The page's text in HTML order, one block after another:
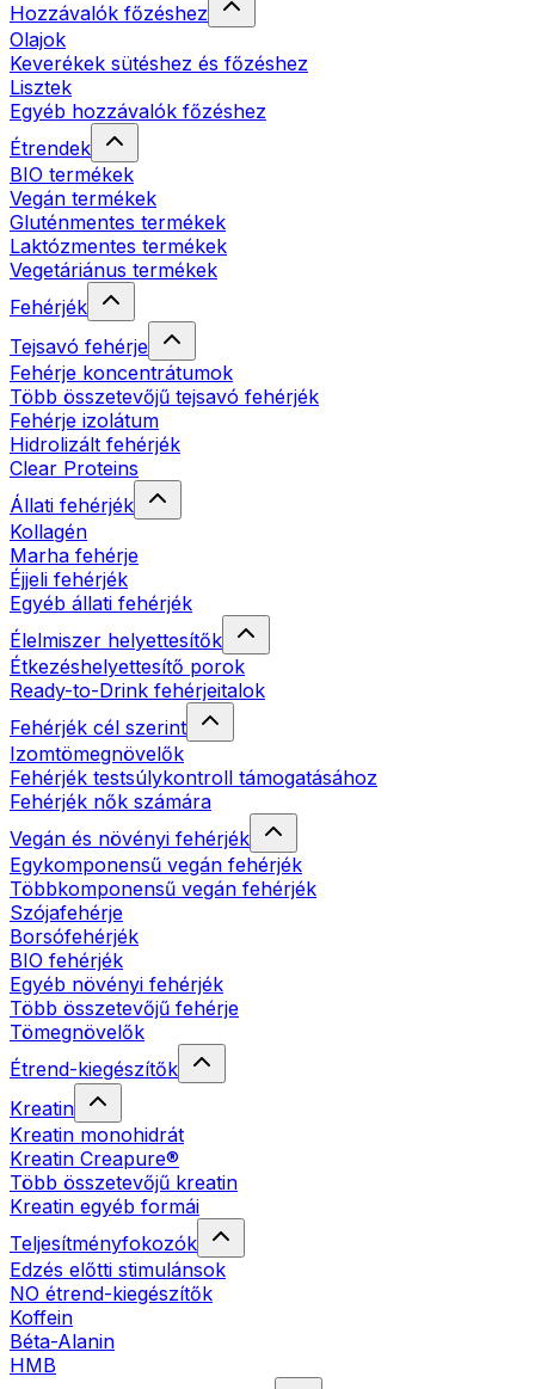
Hozzávalók főzéshez
Olajok
Keverékek sütéshez és főzéshez
Lisztek
Egyéb hozzávalók főzéshez
Étrendek
BIO termékek
Vegán termékek
Gluténmentes termékek
Laktózmentes termékek
Vegetáriánus termékek
Fehérjék
Tejsavó fehérje
Fehérje koncentrátumok
Több összetevőjű tejsavó fehérjék
Fehérje izolátum
Hidrolizált fehérjék
Clear Proteins
Állati fehérjék
Kollagén
Marha fehérje
Éjjeli fehérjék
Egyéb állati fehérjék
Élelmiszer helyettesítők
Étkezéshelyettesítő porok
Ready-to-Drink fehérjeitalok
Fehérjék cél szerint
Izomtömegnövelők
Fehérjék testsúlykontroll támogatásához
Fehérjék nők számára
Vegán és növényi fehérjék
Egykomponensű vegán fehérjék
Többkomponensű vegán fehérjék
Szójafehérje
Borsófehérjék
BIO fehérjék
Egyéb növényi fehérjék
Több összetevőjű fehérje
Tömegnövelők
Étrend-kiegészítők
Kreatin
Kreatin monohidrát
Kreatin Creapure®
Több összetevőjű kreatin
Kreatin egyéb formái
Teljesítményfokozók
Edzés előtti stimulánsok
NO étrend-kiegészítők
Koffein
Béta-Alanin
HMB